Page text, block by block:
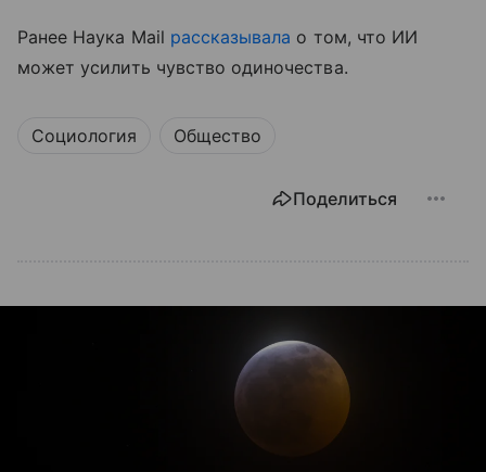
Ранее Наука Mail рассказывала о том, что ИИ
может усилить чувство одиночества.
Социология Общество
Поделиться